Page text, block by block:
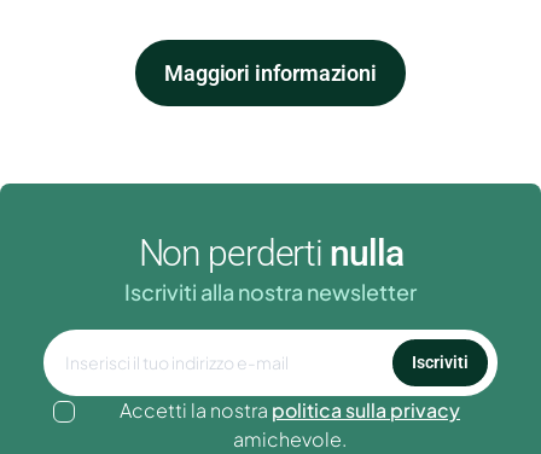
Maggiori informazioni
Non perderti nulla
Iscriviti alla nostra newsletter
Iscriviti
Accetti la nostra politica sulla privacy
amichevole.